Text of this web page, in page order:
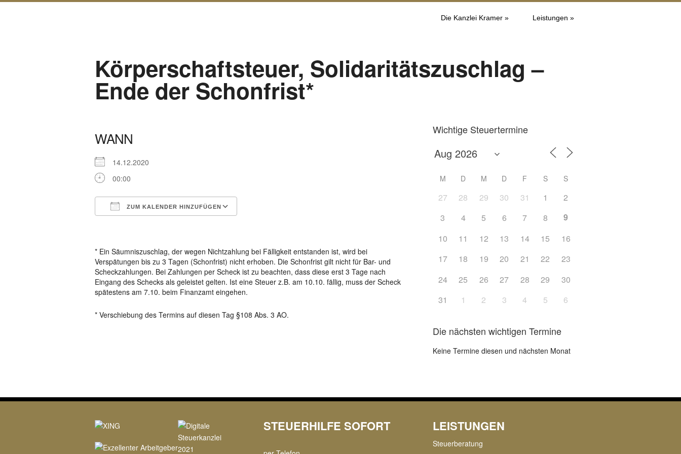
Die Kanzlei Kramer » Leistungen »
Körperschaftsteuer, Solidaritätszuschlag –
Ende der Schonfrist*
WANN
14.12.2020
00:00
ZUM KALENDER HINZUFÜGEN
* Ein Säumniszuschlag, der wegen Nichtzahlung bei Fälligkeit entstanden ist, wird bei
Verspätungen bis zu 3 Tagen (Schonfrist) nicht erhoben. Die Schonfrist gilt nicht für Bar- und
Scheckzahlungen. Bei Zahlungen per Scheck ist zu beachten, dass diese erst 3 Tage nach
Eingang des Schecks als geleistet gelten. Ist eine Steuer z.B. am 10.10. fällig, muss der Scheck
spätestens am 7.10. beim Finanzamt eingehen.
* Verschiebung des Termins auf diesen Tag §108 Abs. 3 AO.
Wichtige Steuertermine
M D M D F S S
27 28 29 30 31 1
2
3
4 5 6 7 8
9
10
11 12 13 14 15
16
17
18 19 20 21 22
23
24
25 26 27 28 29
30
31
1 2 3 4 5 6
Die nächsten wichtigen Termine
Keine Termine diesen und nächsten Monat
STEUERHILFE SOFORT LEISTUNGEN
Steuerberatung